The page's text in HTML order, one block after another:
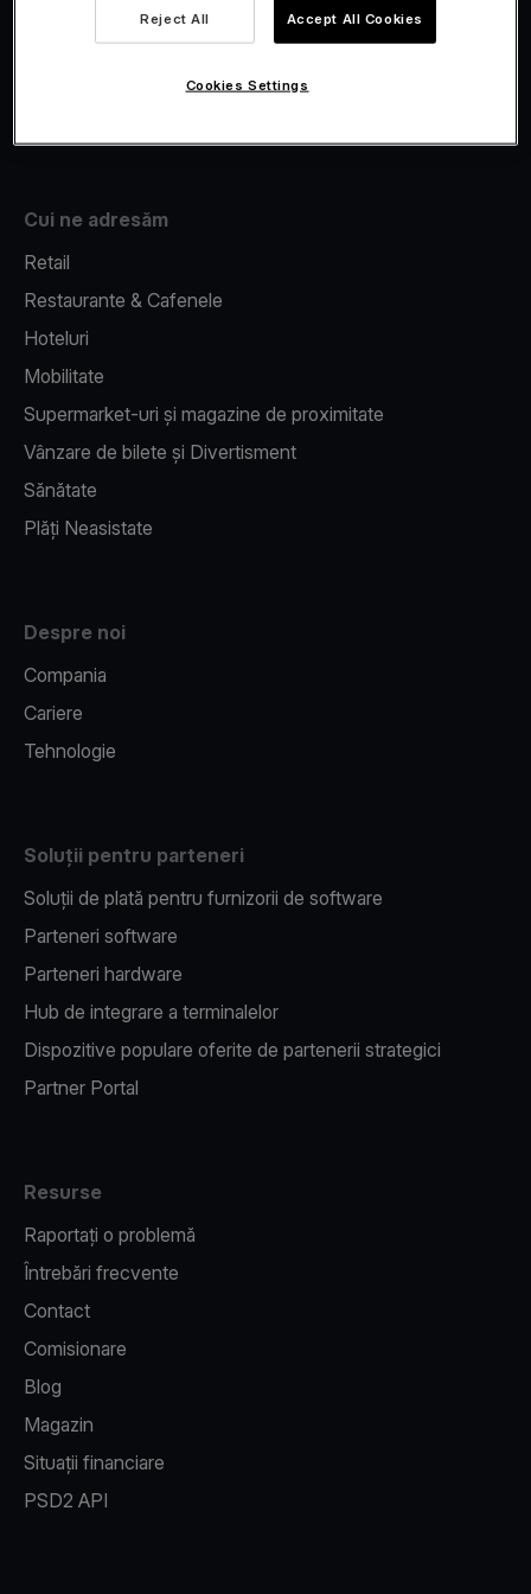
Fiscalizare
Cui ne adresăm
Retail
Restaurante & Cafenele
Hoteluri
Mobilitate
Supermarket-uri și magazine de proximitate
Vânzare de bilete și Divertisment
Sănătate
Plăți Neasistate
Despre noi
Compania
Cariere
Tehnologie
Soluții pentru parteneri
Soluții de plată pentru furnizorii de software
Parteneri software
Parteneri hardware
Hub de integrare a terminalelor
Dispozitive populare oferite de partenerii strategici
Partner Portal
Resurse
Raportați o problemă
Întrebări frecvente
Contact
Comisionare
Blog
Magazin
Situații financiare
PSD2 API
Reject All Accept All Cookies
Cookies Settings